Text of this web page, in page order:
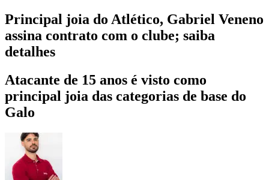
Principal joia do Atlético, Gabriel Veneno
assina contrato com o clube; saiba
detalhes
Atacante de 15 anos é visto como
principal joia das categorias de base do
Galo